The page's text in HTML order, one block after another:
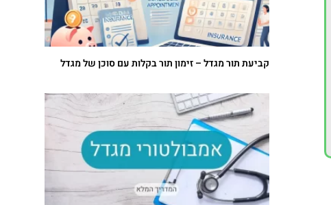
קביעת תור מגדל – זימון תור בקלות עם סוכן של מגדל